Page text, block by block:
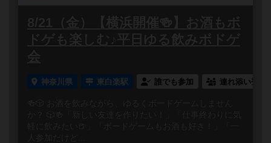
8/21（金）【横浜開催🍻】お酒もボ
ドゲも楽しむ♪平日ゆる飲みボドゲ
会
神奈川県 東白楽駅 誰でも参加 連れ添い登録
🍻🎲 お酒を飲みながら、ゆるくボードゲームしません
か？ 🎲🍻「新しい友達を作りたい！」「仕事終わりに気
軽に飲みたい🍺」「ボードゲームもお酒も好き！」「一
人参加だけど...